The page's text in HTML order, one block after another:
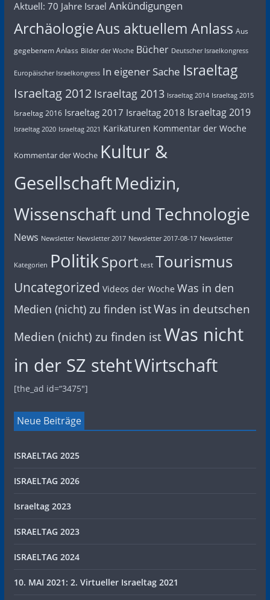
Aktuell: 70 Jahre Israel Ankündigungen
ArchäologieAus aktuellem Anlass Aus
gegebenem Anlass Bilder der Woche Bücher Deutscher Israelkongress
Europäischer Israelkongress In eigener Sache Israeltag
Israeltag 2012 Israeltag 2013 Israeltag 2014 Israeltag 2015
Israeltag 2016 Israeltag 2017 Israeltag 2018 Israeltag 2019
Israeltag 2020 Israeltag 2021 Karikaturen Kommentar der Woche
Kommentar der Woche Kultur &
GesellschaftMedizin,
Wissenschaft und Technologie
News Newsletter Newsletter 2017 Newsletter 2017-08-17 Newsletter
Kategorien PolitikSport test Tourismus
Uncategorized Videos der Woche Was in den
Medien (nicht) zu finden istWas in deutschen
Medien (nicht) zu finden istWas nicht
in der SZ stehtWirtschaft
[the_ad id=“3475″]
Neue Beiträge
ISRAELTAG 2025
ISRAELTAG 2026
Israeltag 2023
ISRAELTAG 2023
ISRAELTAG 2024
10. MAI 2021: 2. Virtueller Israeltag 2021